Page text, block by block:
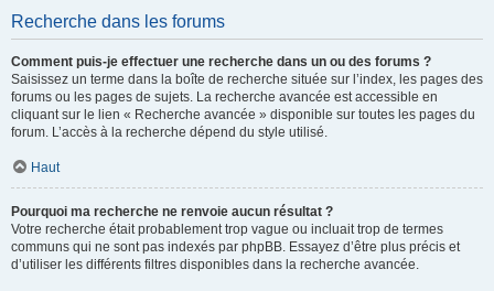
Recherche dans les forums
Comment puis-je effectuer une recherche dans un ou des forums ?
Saisissez un terme dans la boîte de recherche située sur l’index, les pages des
forums ou les pages de sujets. La recherche avancée est accessible en
cliquant sur le lien « Recherche avancée » disponible sur toutes les pages du
forum. L’accès à la recherche dépend du style utilisé.
Haut
Pourquoi ma recherche ne renvoie aucun résultat ?
Votre recherche était probablement trop vague ou incluait trop de termes
communs qui ne sont pas indexés par phpBB. Essayez d’être plus précis et
d’utiliser les différents filtres disponibles dans la recherche avancée.